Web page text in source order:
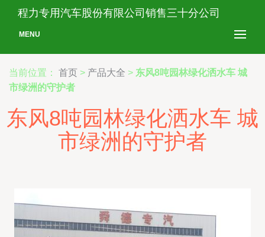
程力专用汽车股份有限公司销售三十分公司
MENU
当前位置： 首页 > 产品大全 > 东风8吨园林绿化洒水车 城
市绿洲的守护者
东风8吨园林绿化洒水车 城
市绿洲的守护者